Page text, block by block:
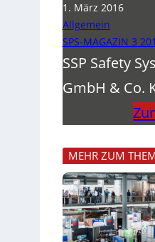
1. März 2016
Allgemein
SPS-MAGAZIN 3
SSP Safety
GmbH & Co.
MEHR ZUM